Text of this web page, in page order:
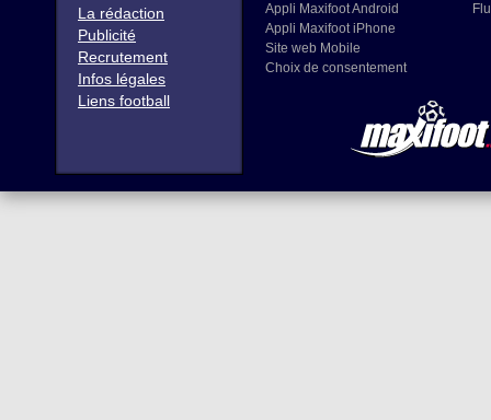
La rédaction
Publicité
Recrutement
Infos légales
Liens football
Appli Maxifoot Android
Appli Maxifoot iPhone
Site web Mobile
Choix de consentement